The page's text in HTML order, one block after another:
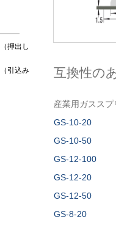
押出し
引込み
互換性の
産業用ガススプ
GS-10-20
GS-10-50
GS-12-100
GS-12-20
GS-12-50
GS-8-20